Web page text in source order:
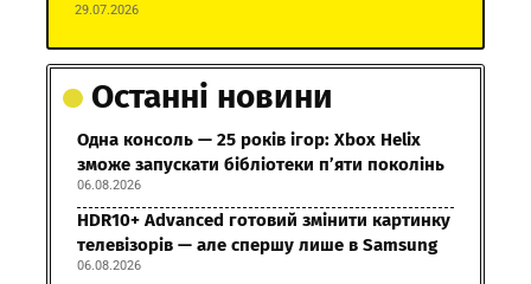
29.07.2026
Останні новини
Одна консоль — 25 років ігор: Xbox Helix
зможе запускати бібліотеки п’яти поколінь
06.08.2026
HDR10+ Advanced готовий змінити картинку
телевізорів — але спершу лише в Samsung
06.08.2026